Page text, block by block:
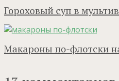
Гороховый суп в
Макароны по-флотски